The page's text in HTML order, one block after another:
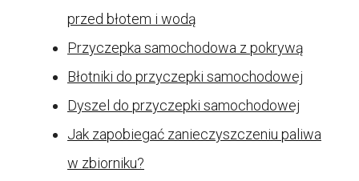
przed błotem i wodą
Przyczepka samochodowa z pokrywą
Błotniki do przyczepki samochodowej
Dyszel do przyczepki samochodowej
Jak zapobiegać zanieczyszczeniu paliwa
w zbiorniku?